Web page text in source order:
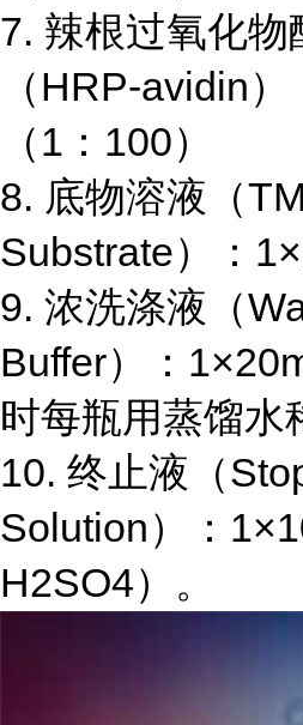
7. 辣根过氧化物
（HRP-avidin）
（1 ： 100）
8. 底物溶液（
Substrate）：
9. 浓洗涤液（
Buffer）：
时每瓶用蒸馏水
10. 终止液（
Solution）：
H2SO4）。